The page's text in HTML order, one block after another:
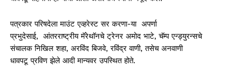
पत्रकार परिषदेला माउंट एव्हरेस्ट सर करणा-या अपर्णा
प्रभुदेसाई, आंतरराष्ट्रीय मॅरेथॉनचे ट्रेनर अमोद भाटे, चॅम्प एन्ड्युरन्सचे
संचालक निखिल शहा, अरविंद बिजवे, रविंद्र वाणी, तसेच अनवाणी
धावपटू प्रविण झेले आदी मान्यवर उपस्थित होते.